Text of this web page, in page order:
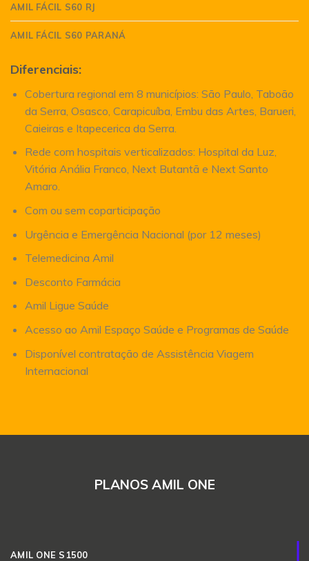
AMIL FÁCIL S60 RJ
AMIL FÁCIL S60 PARANÁ
Diferenciais:
Cobertura regional em 8 municípios: São Paulo, Taboão
da Serra, Osasco, Carapicuíba, Embu das Artes, Barueri,
Caieiras e Itapecerica da Serra.
Rede com hospitais verticalizados: Hospital da Luz,
Vitória Anália Franco, Next Butantã e Next Santo
Amaro.
Com ou sem coparticipação
Urgência e Emergência Nacional (por 12 meses)
Telemedicina Amil
Desconto Farmácia
Amil Ligue Saúde
Acesso ao Amil Espaço Saúde e Programas de Saúde
Disponível contratação de Assistência Viagem
Internacional
PLANOS AMIL ONE
AMIL ONE S1500